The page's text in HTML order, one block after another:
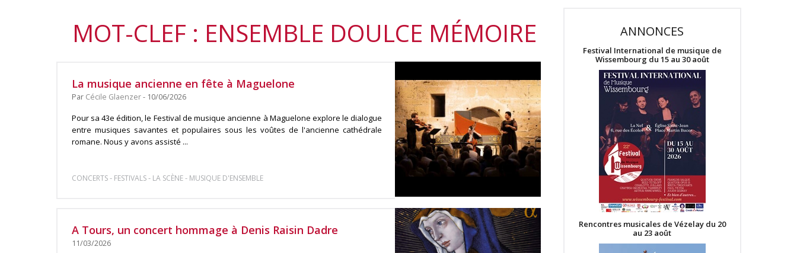
MOT-CLEF : ENSEMBLE DOULCE MÉMOIRE
La musique ancienne en fête à Maguelone
Par Cécile Glaenzer- 10/06/2026
Pour sa 43e édition, le Festival de musique ancienne à Maguelone explore le dialogue
entre musiques savantes et populaires sous les voûtes de l'ancienne cathédrale
romane. Nous y avons assisté ...
CONCERTS- FESTIVALS- LA SCÈNE- MUSIQUE D'ENSEMBLE
A Tours, un concert hommage à Denis Raisin Dadre
11/03/2026
ANNONCES
Festival International de musique de
Wissembourg du 15 au 30 août
Rencontres musicales de Vézelay du 20
au 23 août